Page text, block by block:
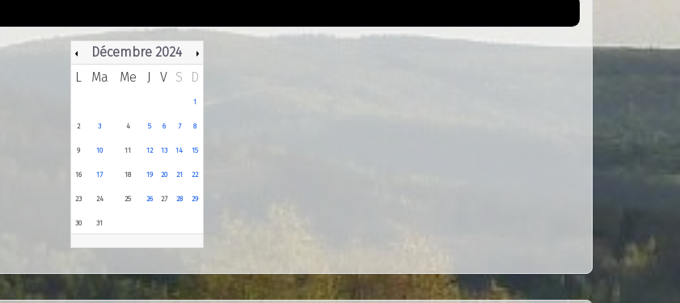
Décembre 2024
L
Ma Me J V S D
1
2 3 4 5 6 7 8
9 10 11 12 13 14 15
16 17 18 19 20 21 22
23 24 25 26 27 28 29
30 31